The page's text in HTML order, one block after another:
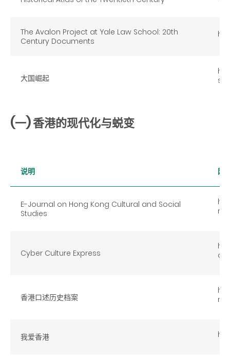
The Avalon Project at Yale Law School: 20th
Century Documents
大国崛起
(一) 香港的现代化与蜕变
说明 网
E-Journal on Hong Kong Cultural and Social
Studies
m
Cyber Culture Express
香港口述历史档案
ml
我爱香港